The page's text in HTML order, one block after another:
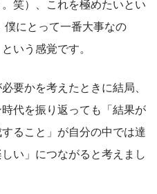
笑）、これを極めたいとい
僕にとって一番大事なの
という感覚です。
要かを考えたときに結局、
代を振り返っても「結果が
ること」が自分の中では達
い」につながると考えまし